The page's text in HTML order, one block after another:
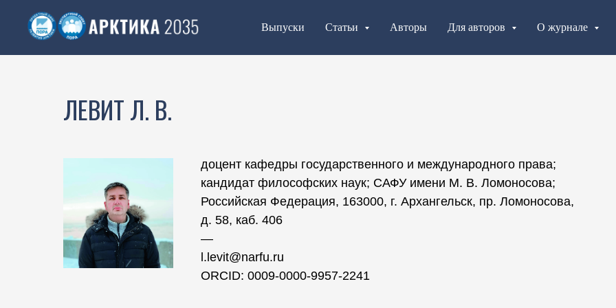
Выпуски Статьи Авторы Для авторов О журнале
ЛЕВИТ Л. В.
доцент кафедры государственного и международного права;
кандидат философских наук; САФУ имени М. В. Ломоносова;
Российская Федерация, 163000, г. Архангельск, пр. Ломоносова,
д. 58, каб. 406
―
l.levit@narfu.ru
ORCID: 0009-0000-9957-2241